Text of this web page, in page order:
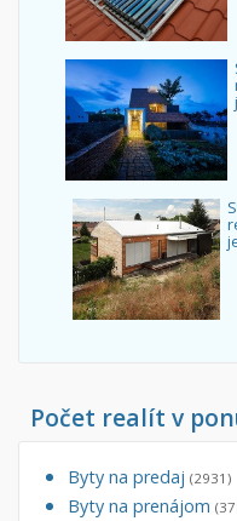
Počet realít v
Byty na predaj (2931)
Byty na prenájom